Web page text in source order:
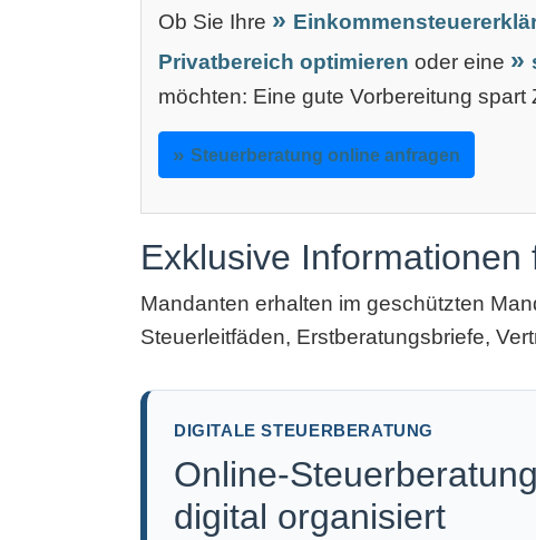
Ob Sie Ihre
Privatbereich optimieren oder eine
möchten: Eine gute Vorbereitung
Steuerberatung online anfragen
Exklusive Informationen
Mandanten erhalten im geschützten
Steuerleitfäden, Erstberatungsbriefe,
DIGITALE STEUERBERATUNG
Online-
digital organisiert